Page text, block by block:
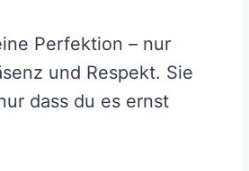
Perfektion – nur
und Respekt. Sie
dass du es ernst